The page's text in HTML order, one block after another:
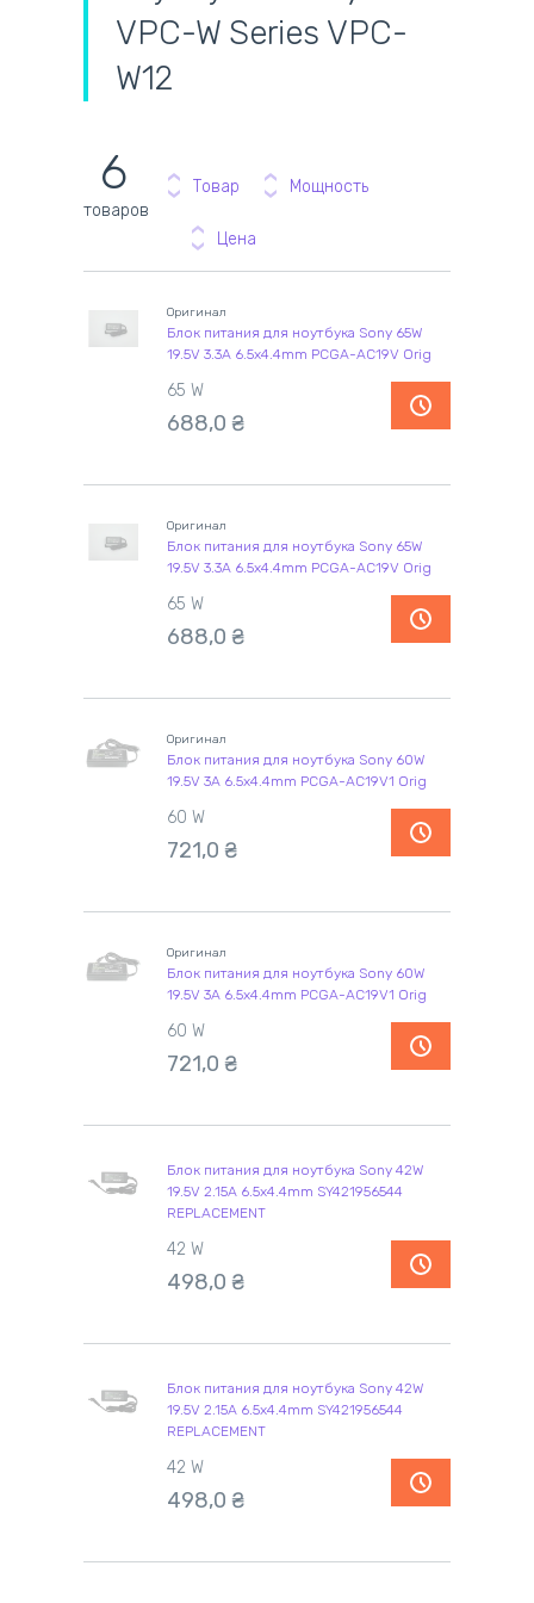
VPC-W Series VPC-
W12
6
товаров
Товар Мощность
Цена
Оригинал
Блок питания для ноутбука Sony 65W
19.5V 3.3A 6.5x4.4mm PCGA-AC19V Orig
65 W
688,0 ₴
Оригинал
Блок питания для ноутбука Sony 65W
19.5V 3.3A 6.5x4.4mm PCGA-AC19V Orig
65 W
688,0 ₴
Оригинал
Блок питания для ноутбука Sony 60W
19.5V 3A 6.5x4.4mm PCGA-AC19V1 Orig
60 W
721,0 ₴
Оригинал
Блок питания для ноутбука Sony 60W
19.5V 3A 6.5x4.4mm PCGA-AC19V1 Orig
60 W
721,0 ₴
Блок питания для ноутбука Sony 42W
19.5V 2.15A 6.5x4.4mm SY421956544
REPLACEMENT
42 W
498,0 ₴
Блок питания для ноутбука Sony 42W
19.5V 2.15A 6.5x4.4mm SY421956544
REPLACEMENT
42 W
498,0 ₴